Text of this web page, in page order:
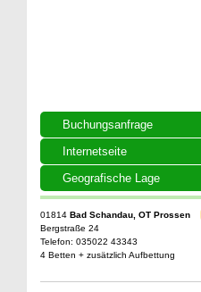
Buchungsanfrage
Internetseite
Geografische Lage
01814 Bad Schandau, OT Prossen
Bergstraße 24
Telefon: 035022 43343
4 Betten + zusätzlich Aufbettung